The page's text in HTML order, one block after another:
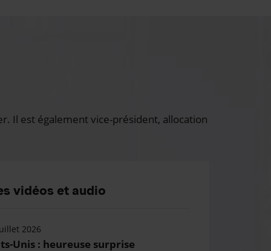
Il est également vice-président, allocation
vidéos et audio
2026
Unis : heureuse surprise